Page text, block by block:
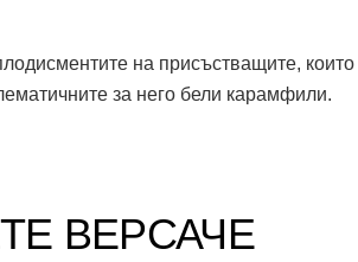
на присъстващите, които
за него бели карамфили.
ВЕРСАЧЕ